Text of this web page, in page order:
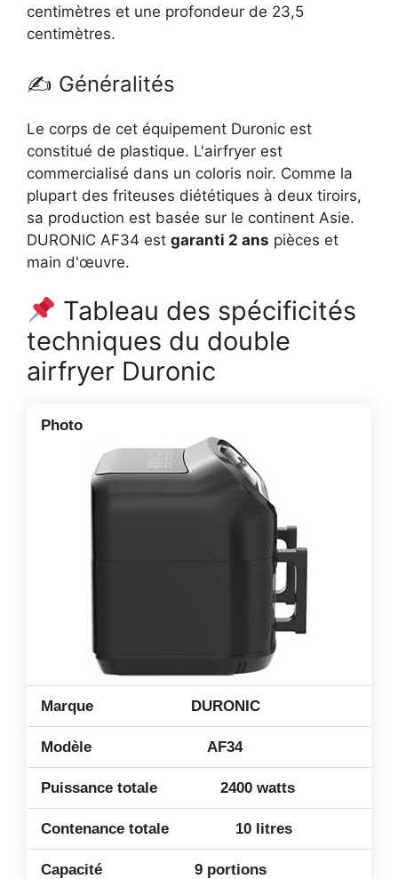
centimètres et une profondeur de 23,5
centimètres.
✍️ Généralités
Le corps de cet équipement Duronic est
constitué de plastique. L'airfryer est
commercialisé dans un coloris noir. Comme la
plupart des friteuses diététiques à deux tiroirs,
sa production est basée sur le continent Asie.
DURONIC AF34 est garanti 2 ans pièces et
main d'œuvre.
Tableau des spécificités
techniques du double
airfryer Duronic
DURONIC
AF34
2400 watts
10 litres
9 portions